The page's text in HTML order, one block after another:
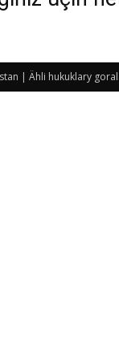
| Ähli hukuklary